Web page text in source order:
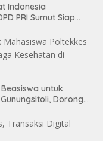
Indonesia
PRI Sumut Siap
untuk
Dorong